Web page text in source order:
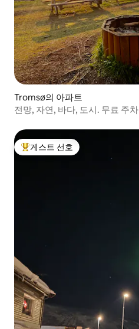
Tromsø의 아파트
전망, 자연, 바다, 도시. 무료 주차
상위 게스트 선호
게스트 선호